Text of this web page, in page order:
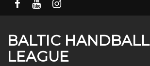
BALTIC HANDBALL
LEAGUE